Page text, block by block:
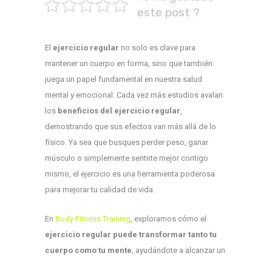
este post ?
El ejercicio regular no solo es clave para
mantener un cuerpo en forma, sino que también
juega un papel fundamental en nuestra salud
mental y emocional. Cada vez más estudios avalan
los beneficios del ejercicio regular,
demostrando que sus efectos van más allá de lo
físico. Ya sea que busques perder peso, ganar
músculo o simplemente sentirte mejor contigo
mismo, el ejercicio es una herramienta poderosa
para mejorar tu calidad de vida.
En Body Fitness Training, exploramos cómo el
ejercicio regular puede transformar tanto tu
cuerpo como tu mente, ayudándote a alcanzar un